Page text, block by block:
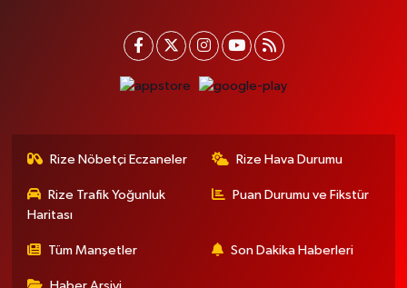
Rize Nöbetçi Eczaneler Rize Hava Durumu
Rize Trafik Yoğunluk
Haritası
Puan Durumu ve Fikstür
Tüm Manşetler Son Dakika Haberleri